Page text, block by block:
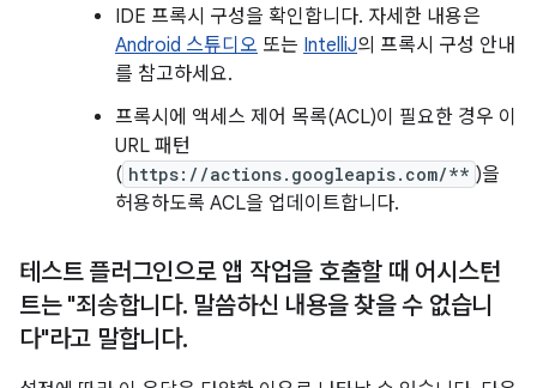
IDE 프록시 구성을 확인합니다. 자세한 내용은
Android 스튜디오 또는 IntelliJ의 프록시 구성 안내
를 참고하세요.
프록시에 액세스 제어 목록(ACL)이 필요한 경우 이
URL 패턴
( https://actions.googleapis.com/** )을
허용하도록 ACL을 업데이트합니다.
테스트 플러그인으로 앱 작업을 호출할 때 어시스턴
트는 "죄송합니다. 말씀하신 내용을 찾을 수 없습니
다"라고 말합니다.